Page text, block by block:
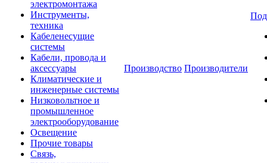
электромонтажа
Инструменты,
техника
Кабеленесущие
системы
Кабели, провода и
аксессуары
Климатические и
инженерные системы
Низковольтное и
промышленное
электрооборудование
Освещение
Прочие товары
Связь,
Производство Производители